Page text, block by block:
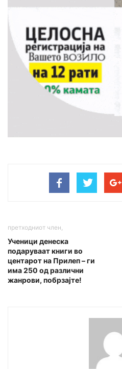
претходниот член,
Ученици денеска
подаруваат книги во
центарот на Прилеп – ги
има 250 од различни
жанрови, побрзајте!